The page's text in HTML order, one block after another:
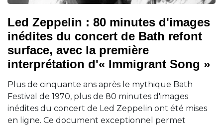
Led Zeppelin : 80 minutes d'images
inédites du concert de Bath refont
surface, avec la première
interprétation d'« Immigrant Song »
Plus de cinquante ans après le mythique Bath
Festival de 1970, plus de 80 minutes d'images
inédites du concert de Led Zeppelin ont été mises
en ligne. Ce document exceptionnel permet